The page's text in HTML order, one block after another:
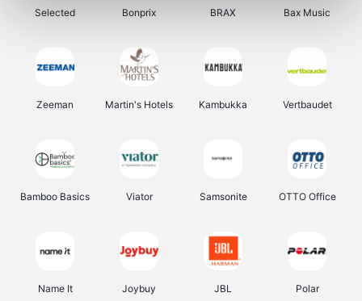
Selected Bonprix BRAX Bax Music
Zeeman Martin's Hotels Kambukka Vertbaudet
Bamboo Basics Viator Samsonite OTTO Office
Name It Joybuy JBL Polar